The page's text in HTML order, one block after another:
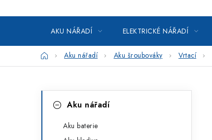
AKU NÁŘADÍ ELEKTRICKÉ NÁŘADÍ
DomůAku nářadí Aku šroubováky Vrtací
kategorieAku nářadí
Aku baterie